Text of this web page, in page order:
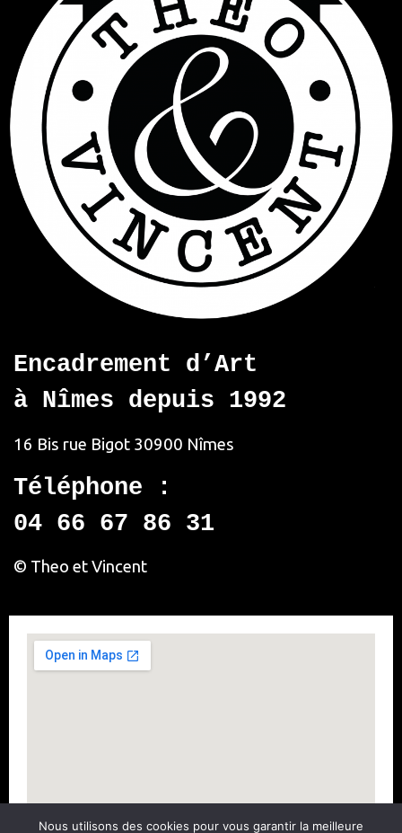
Encadrement d’Art
à Nîmes depuis 1992
16 Bis rue Bigot 30900 Nîmes
Téléphone :
04 66 67 86 31
© Theo et Vincent
Nous utilisons des cookies pour vous garantir la meilleure